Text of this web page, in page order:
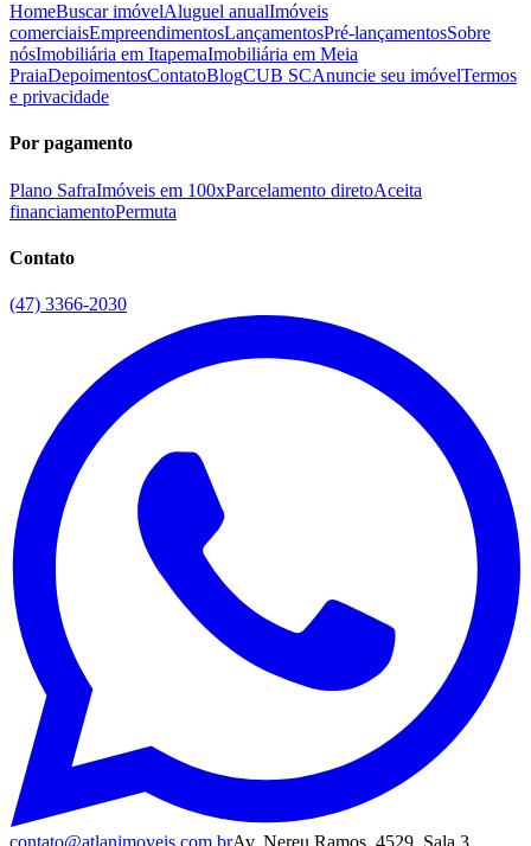
HomeBuscar imóvelAluguel anualImóveis
comerciaisEmpreendimentosLançamentosPré-lançamentosSobre
nósImobiliária em ItapemaImobiliária em Meia
PraiaDepoimentosContatoBlogCUB SCAnuncie seu imóvelTermos
e privacidade
Por pagamento
Plano SafraImóveis em 100xParcelamento diretoAceita
financiamentoPermuta
Contato
(47) 3366-2030
contato@atlanimoveis.com.brAv. Nereu Ramos, 4529, Sala 3